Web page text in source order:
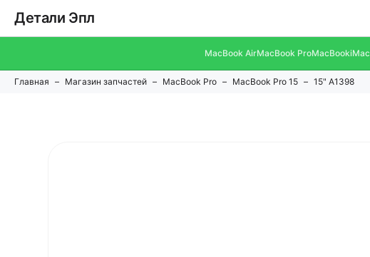
Детали Эпл
MacBook AirMacBook ProMacBookiMac
Главная Магазин запчастей MacBook Pro MacBook Pro 15 15" A1398